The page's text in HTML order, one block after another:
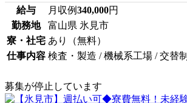
給与 月収例340,000円
勤務地
富山県 氷見市
寮・社宅 あり（無料）
仕事内容 検査・製造 / 機械系工場 / 交替制
募集が停止しています